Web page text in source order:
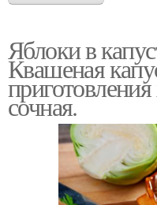
Яблоки в
Квашеная
сочная.